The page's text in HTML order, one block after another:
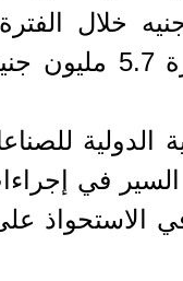
14.4 مليون جنيه
في
في الاستحواذ